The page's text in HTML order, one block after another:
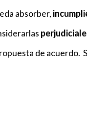
absorber,
de acuerdo.